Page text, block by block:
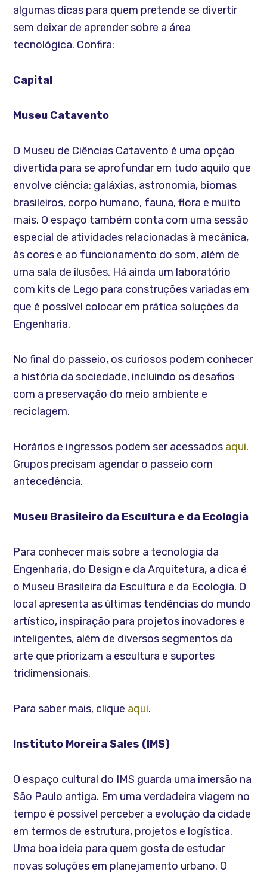
algumas dicas para quem pretende se divertir
sem deixar de aprender sobre a área
tecnológica. Confira:
Capital
Museu Catavento
O Museu de Ciências Catavento é uma opção
divertida para se aprofundar em tudo aquilo que
envolve ciência: galáxias, astronomia, biomas
brasileiros, corpo humano, fauna, flora e muito
mais. O espaço também conta com uma sessão
especial de atividades relacionadas à mecânica,
às cores e ao funcionamento do som, além de
uma sala de ilusões. Há ainda um laboratório
com kits de Lego para construções variadas em
que é possível colocar em prática soluções da
Engenharia.
No final do passeio, os curiosos podem conhecer
a história da sociedade, incluindo os desafios
com a preservação do meio ambiente e
reciclagem.
Horários e ingressos podem ser acessados aqui.
Grupos precisam agendar o passeio com
antecedência.
Museu Brasileiro da Escultura e da Ecologia
Para conhecer mais sobre a tecnologia da
Engenharia, do Design e da Arquitetura, a dica é
o Museu Brasileira da Escultura e da Ecologia. O
local apresenta as últimas tendências do mundo
artístico, inspiração para projetos inovadores e
inteligentes, além de diversos segmentos da
arte que priorizam a escultura e suportes
tridimensionais.
Para saber mais, clique aqui.
Instituto Moreira Sales (IMS)
O espaço cultural do IMS guarda uma imersão na
São Paulo antiga. Em uma verdadeira viagem no
tempo é possível perceber a evolução da cidade
em termos de estrutura, projetos e logística.
Uma boa ideia para quem gosta de estudar
novas soluções em planejamento urbano. O